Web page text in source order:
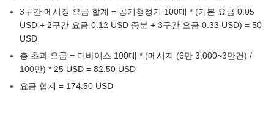
3구간 메시징 요금 합계 = 공기청정기 100대 * (기본 요금 0.05
USD + 2구간 요금 0.12 USD 증분 + 3구간 요금 0.33 USD) = 50
USD
총 초과 요금 = 디바이스 100대 * (메시지 (6만 3,000~3만건) /
100만) * 25 USD = 82.50 USD
요금 합계 = 174.50 USD